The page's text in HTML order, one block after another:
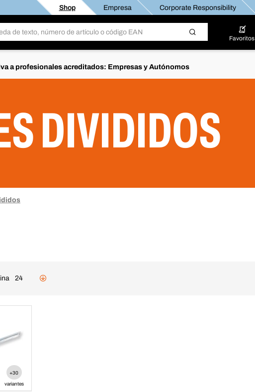
Shop Empresa Corporate Responsibility
Favoritos
a profesionales acreditados: Empresas y Autónomos
DIVIDIDOS
24
+30
variantes